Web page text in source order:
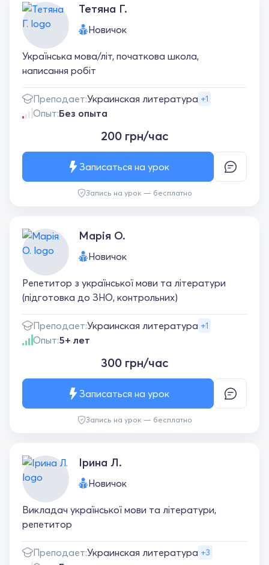
Тетяна Г.
Новичок
Українська мова/літ, початкова школа,
написання робіт
Преподает:Украинская литература +1
Опыт:Без опыта
200 грн/час
Запись на урок — бесплатно
Записаться на урок
Марія О.
Новичок
Репетитор з української мови та літератури
(підготовка до ЗНО, контрольних)
Преподает:Украинская литература +1
Опыт:5+ лет
300 грн/час
Запись на урок — бесплатно
Записаться на урок
Ірина Л.
Новичок
Викладач української мови та літератури,
репетитор
Преподает:Украинская литература +3